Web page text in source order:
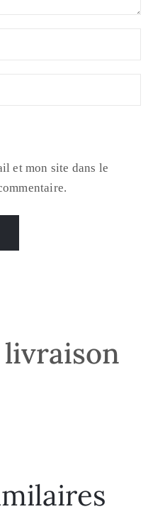
et mon site dans le